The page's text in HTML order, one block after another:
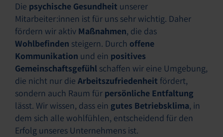
Die psychische Gesundheit unserer
Mitarbeiter:innen ist für uns sehr wichtig. Daher
fördern wir aktiv Maßnahmen, die das
Wohlbefinden steigern. Durch offene
Kommunikation und ein positives
Gemeinschaftsgefühl schaffen wir eine Umgebung,
die nicht nur die Arbeitszufriedenheit fördert,
sondern auch Raum für persönliche Entfaltung
lässt. Wir wissen, dass ein gutes Betriebsklima, in
dem sich alle wohlfühlen, entscheidend für den
Erfolg unseres Unternehmens ist.